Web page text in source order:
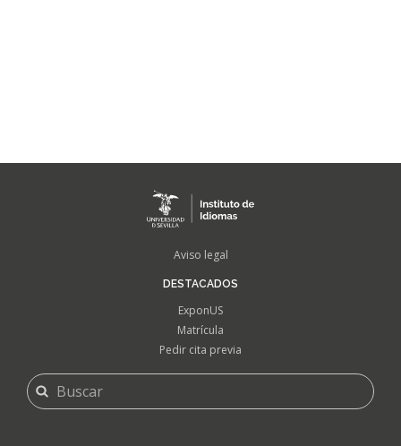
Aviso legal
DESTACADOS
ExponUS
Matrícula
Pedir cita previa
FORMULARIO
DE
BÚSQUEDA
Buscar